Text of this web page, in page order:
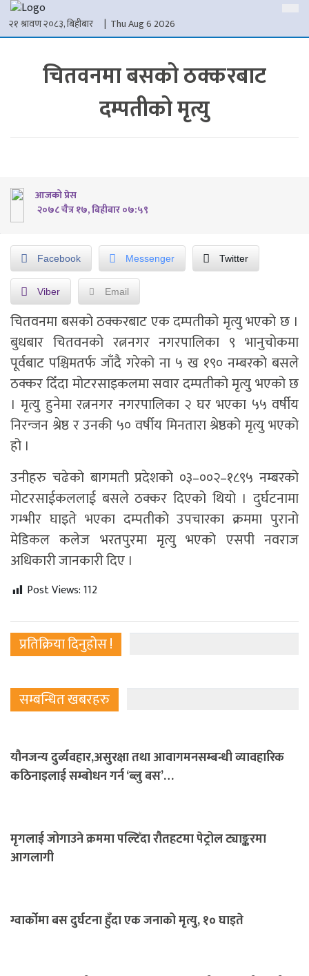
२१ श्रावण २०८३, बिहीबार | Thu Aug 6 2026
चितवनमा बसको ठक्करबाट
दम्पतीको मृत्यु
आजको प्रेस
२०७८ चैत्र १७, बिहीबार ०७:५९
Facebook Messenger Twitter
Viber Email
चितवनमा बसको ठक्करबाट एक दम्पतीको मृत्यु भएको छ ।
बुधबार चितवनको रत्ननगर नगरपालिका ९ भानुचोकमा
पूर्वबाट पश्चिमतर्फ जाँदै गरेको ना ५ ख १९० नम्बरको बसले
ठक्कर दिँदा मोटरसाइकलमा सवार दम्पतीको मृत्यु भएको छ
। मृत्यु हुनेमा रत्ननगर नगरपालिका २ घर भएका ५५ वर्षीय
निरन्जन श्रेष्ठ र उनकी ५० वर्षीय मिनतारा श्रेष्ठको मृत्यु भएको
हो ।
उनीहरु चढेको बागमती प्रदेशको ०३–००२–१८९५ नम्बरको
मोटरसाईकललाई बसले ठक्कर दिएको थियो । दुर्घटनामा
गम्भीर घाइते भएका दम्पतीको उपचारका क्रममा पुरानो
मेडिकल कलेज भरतपुरमा मृत्यु भएको एसपी नवराज
अधिकारी जानकारी दिए ।
Post Views:112
प्रतिक्रिया दिनुहोस !
सम्बन्धित खबरहरु
यौनजन्य दुर्व्यवहार,असुरक्षा तथा आवागमनसम्बन्धी व्यावहारिक
कठिनाइलाई सम्बोधन गर्न ‘ब्लु बस’…
मृगलाई जोगाउने क्रममा पल्टिँदा रौतहटमा पेट्रोल ट्याङ्करमा
आगलागी
ग्वार्कोमा बस दुर्घटना हुँदा एक जनाको मृत्यु, १० घाइते